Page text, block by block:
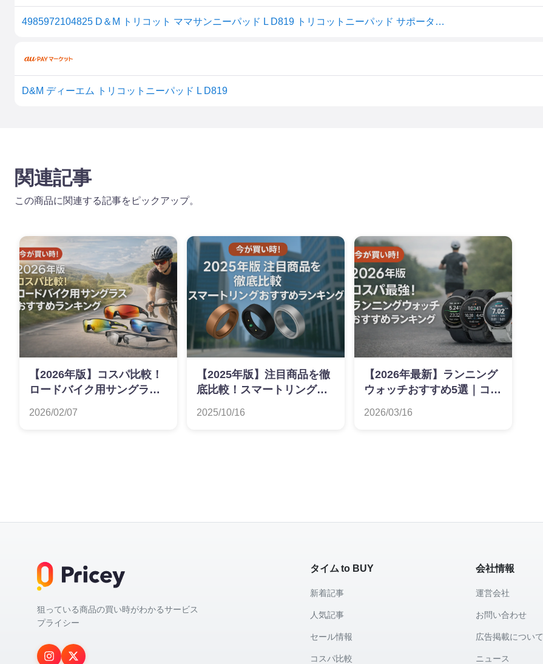
4985972104825 D＆M トリコット ママサンニーパッド L D819 トリコットニーパッド サポーター スポーツケア用品 ひざ用
D&M ディーエム トリコットニーパッド L D819
関連記事
この商品に関連する記事をピックアップ。
【2026年版】コスパ比較！
ロードバイク用サングラス
2026/02/07
【2025年版】注目商品を徹
底比較！スマートリングお
2025/10/16
【2026年最新】ランニング
ウォッチおすすめ5選｜コス
2026/03/16
狙っている商品の買い時がわかるサービス
プライシー
タイム to BUY
新着記事
人気記事
セール情報
コスパ比較
会社情報
運営会社
お問い合わせ
広告掲載について
ニュース